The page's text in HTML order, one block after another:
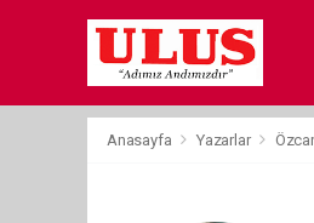
Anasayfa Yazarlar